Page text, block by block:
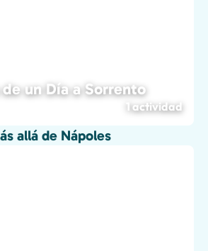
un Día a Sorrento
1 actividad
allá de Nápoles